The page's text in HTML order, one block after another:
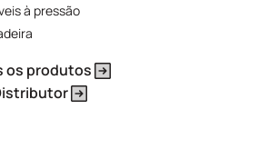
à pressão
os produtos